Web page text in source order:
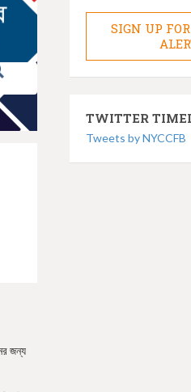
জন্য
SIGN UP
TWITTER
Tweets by NYCCFB